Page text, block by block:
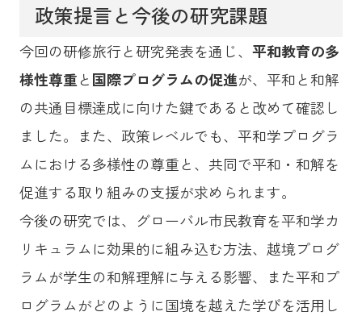
政策提言と今後の研究課題
今回の研修旅行と研究発表を通じ、 平和教育の多
様性尊重と国際プログラムの促進が、平和と和解
の共通目標達成に向けた鍵であると改めて確認し
ました。また、政策レベルでも、平和学プログラ
ムにおける多様性の尊重と、共同で平和・和解を
促進する取り組みの支援が求められます。
今後の研究では、グローバル市民教育を平和学カ
リキュラムに効果的に組み込む方法、越境プログ
ラムが学生の和解理解に与える影響、また平和プ
ログラムがどのように国境を越えた学びを活用し